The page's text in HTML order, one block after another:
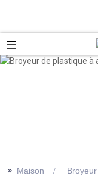
>> Maison